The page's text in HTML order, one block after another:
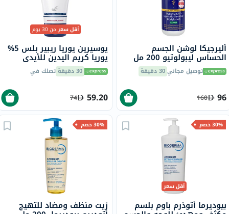
أليرجيكا لوشن الجسم
الحساس ليبولوتيو 200 مل
توصيل مجاني30 دقيقة
96
160
أقل سعرمن 30 يوم
يوسيرين يوريا ريبير بلس 5%
يوريا كريم اليدين للأيدي
الجافة والخشنة 75 مل
30 دقيقة تصلك في
59.20
74
30% خصم
أقل سعر
بيوديرما أتوذرم باوم بلسم
30% خصم
زيت منظف ومضاد للتهيج